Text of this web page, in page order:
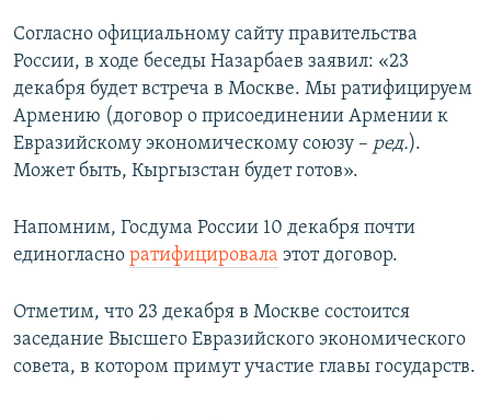
Согласно официальному сайту правительства
России, в ходе беседы Назарбаев заявил: «23
декабря будет встреча в Москве. Мы ратифицируем
Армению (договор о присоединении Армении к
Евразийскому экономическому союзу – ред.).
Может быть, Кыргызстан будет готов».
Напомним, Госдума России 10 декабря почти
единогласно ратифицировала этот договор.
Отметим, что 23 декабря в Москве состоится
заседание Высшего Евразийского экономического
совета, в котором примут участие главы государств.